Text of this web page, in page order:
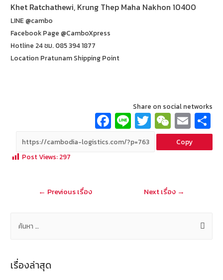
Khet Ratchathewi, Krung Thep Maha Nakhon 10400
LINE @cambo
Facebook Page @CamboXpress
Hotline 24 ชม. 085 394 1877
Location Pratunam Shipping Point
Share on social networks
Fa
ce
b
Li
n
e
T
wi
tt
W
e
C
at
E
m
ai
Copy
Post Views: 297
แนะแนว
← Previous เรื่อง Next เรื่อง →
เรื่องล่าสุด